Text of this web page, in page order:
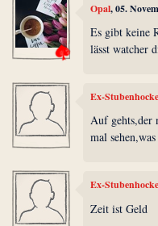
Opal, 05.
Es gibt keine
lässt watcher
Ex-
Auf gehts,der
mal
Ex-
Zeit ist Geld